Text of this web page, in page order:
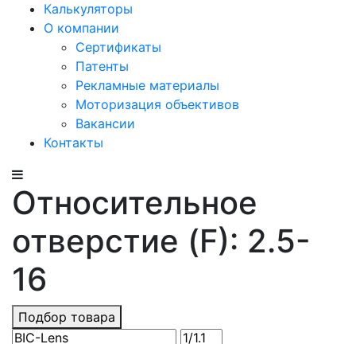
Калькуляторы
О компании
Сертификаты
Патенты
Рекламные материалы
Моторизация объективов
Вакансии
Контакты
Относительное
отверстие (F): 2.5-
16
Подбор товара